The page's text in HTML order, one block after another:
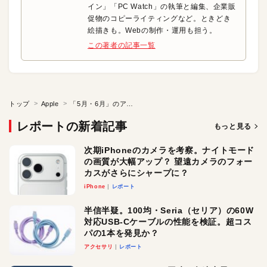
イン」「PC Watch」の執筆と編集、企業販
促物のコピーライティングなど。ときどき
絵描きも。Webの制作・運用も担う。
この著者の記事一覧
トップ Apple
レポートの新着記事 もっと見る
次期iPhoneのカメラを考察。ナイトモード
の画質が大幅アップ？ 望遠カメラのフォー
カスがさらにシャープに？
iPhone レポート
半信半疑。100均・Seria（セリア）の60W
対応USB-Cケーブルの性能を検証。超コス
パの1本を発見か？
アクセサリ レポート